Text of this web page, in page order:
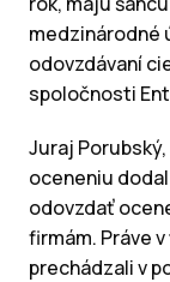
medzinárodné
odovzdávaní
spoločnosti
Juraj
oceneniu
odovzdať
firmám. Práve
prechádzali v